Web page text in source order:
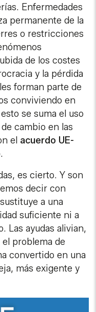
Enfermedades
permanente de la
o restricciones
de los costes
y la pérdida
forman parte de
conviviendo en
se suma el uso
cambio en las
el acuerdo UE-
es cierto. Y son
decir con
a una
suficiente ni a
Las ayudas alivian,
problema de
convertido en una
más exigente y